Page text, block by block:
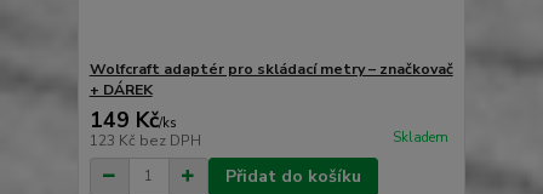
Wolfcraft adaptér pro skládací metry – značkovač
+ DÁREK
149 Kč/ks
123 Kč bez DPH Skladem
Přidat do košíku